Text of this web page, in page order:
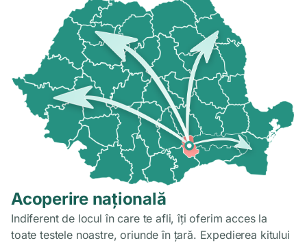
Acoperire națională
Indiferent de locul în care te afli, îți oferim acces la
toate testele noastre, oriunde în țară. Expedierea kitului